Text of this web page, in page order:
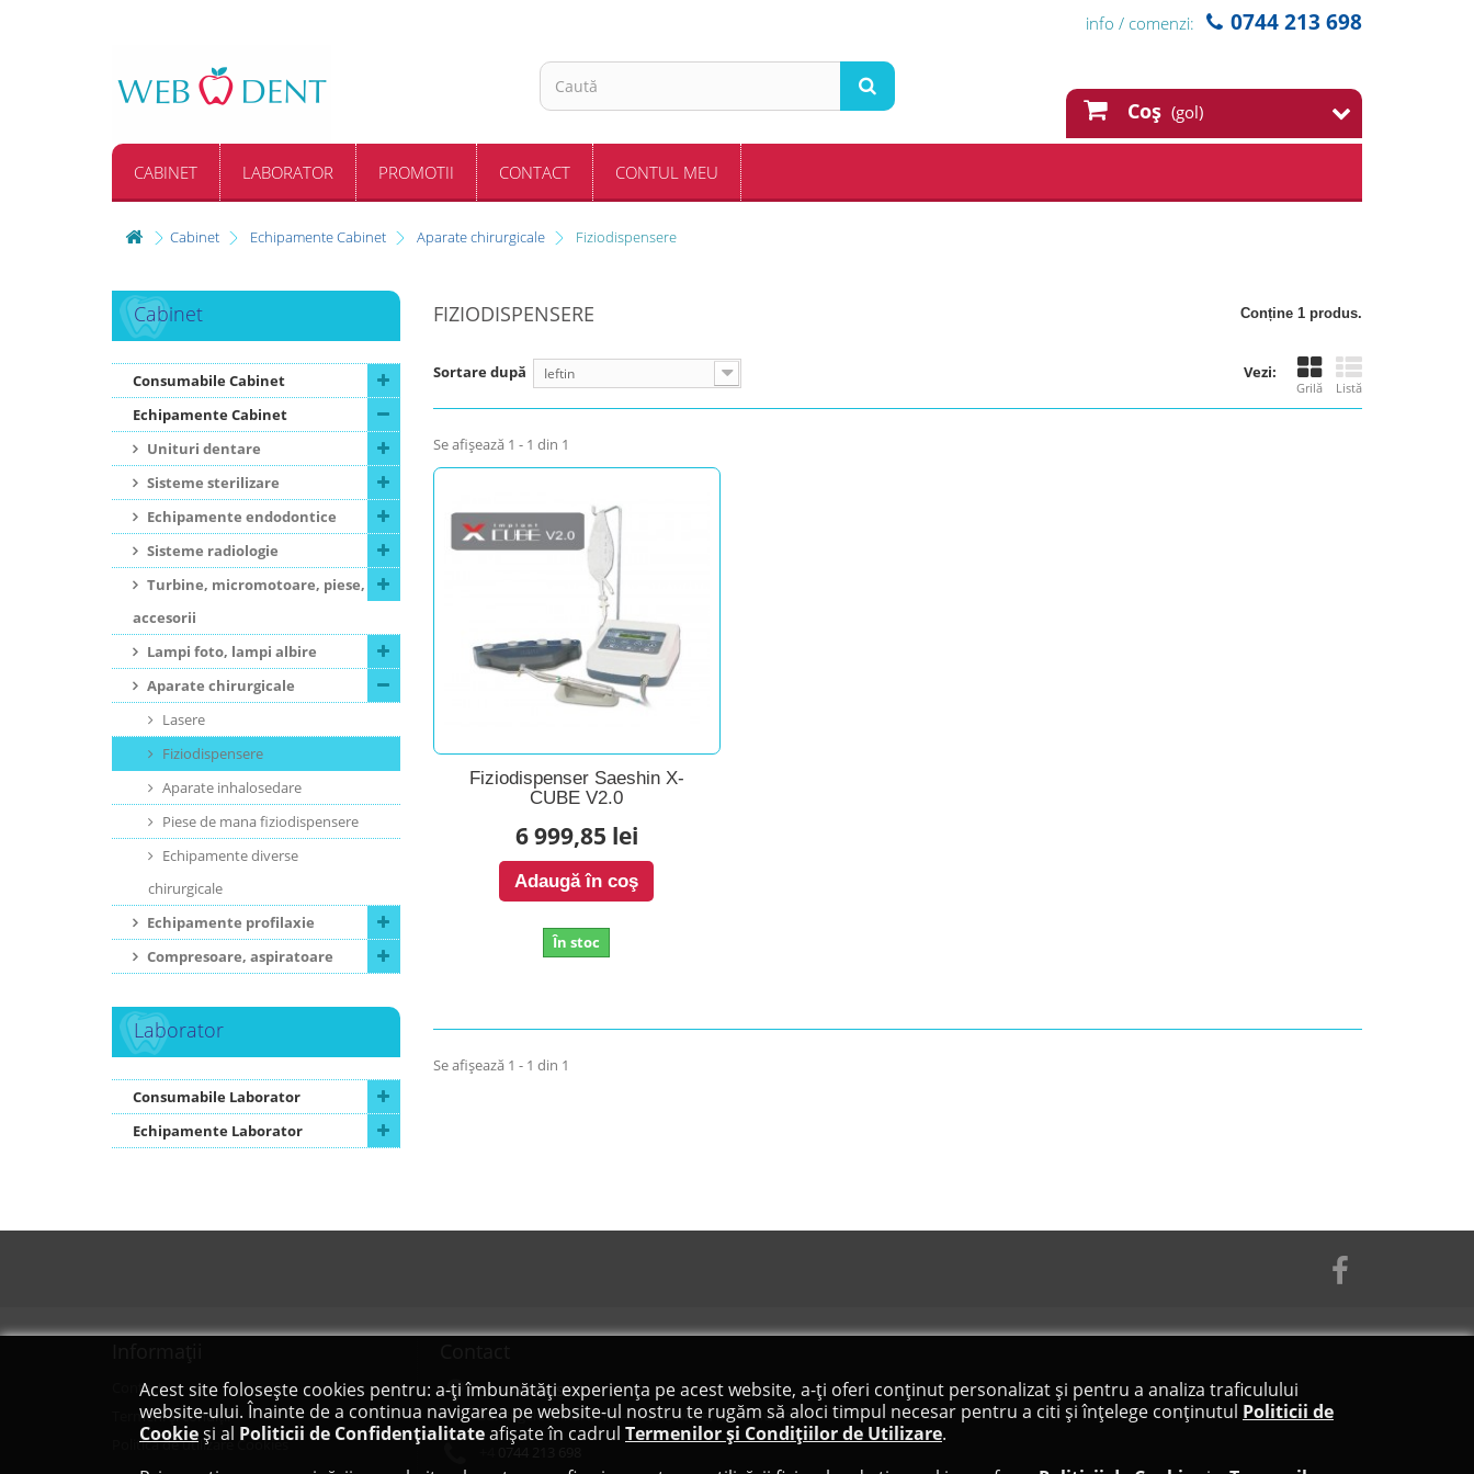
info / comenzi: 0744 213 698
Coş (gol)
CABINET LABORATOR PROMOTII CONTACT CONTUL MEU
Cabinet Echipamente Cabinet Aparate chirurgicale Fiziodispensere
Cabinet
Consumabile Cabinet
Echipamente Cabinet
Unituri dentare
Sisteme sterilizare
Echipamente endodontice
Sisteme radiologie
Turbine, micromotoare, piese,
accesorii
Lampi foto, lampi albire
Aparate chirurgicale
Lasere
Fiziodispensere
Aparate inhalosedare
Piese de mana fiziodispensere
Echipamente diverse
chirurgicale
Echipamente profilaxie
Compresoare, aspiratoare
Laborator
Consumabile Laborator
Echipamente Laborator
FIZIODISPENSERE Conține 1 produs.
Vezi:
Grilă Listă
Sortare după Ieftin
Se afişează 1 - 1 din 1
Fiziodispenser Saeshin X-
CUBE V2.0
6 999,85 lei
Adaugă în coş
În stoc
Se afişează 1 - 1 din 1
Contact
Termeni și condiții
Politica de utilizare Cookies
SC KAYANA SRL
Bd. Regele Mihai I, nr 44F, Baia Mare, Maramureș, RO
Acest site folosește cookies pentru: a-ți îmbunătăți experiența pe acest website, a-ți oferi conținut personalizat și pentru a analiza traficulului
website-ului. Înainte de a continua navigarea pe website-ul nostru te rugăm să aloci timpul necesar pentru a citi și înțelege conținutul Politicii de
Cookieși al Politicii de Confidențialitateafișate în cadrul Termenilor și Condițiilor de Utilizare.